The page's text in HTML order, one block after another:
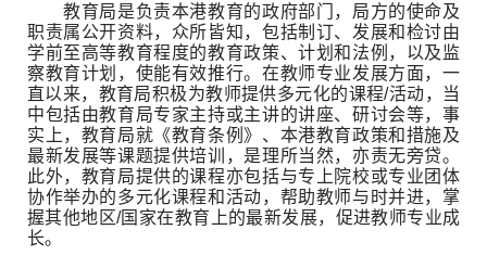
教育局是负责本港教育的政府部门，局方的使命及
职责属公开资料，众所皆知，包括制订、发展和检讨由
学前至高等教育程度的教育政策、计划和法例，以及监
察教育计划，使能有效推行。在教师专业发展方面，一
直以来，教育局积极为教师提供多元化的课程/活动，当
中包括由教育局专家主持或主讲的讲座、研讨会等，事
实上，教育局就《教育条例》、本港教育政策和措施及
最新发展等课题提供培训，是理所当然，亦责无旁贷。
此外，教育局提供的课程亦包括与专上院校或专业团体
协作举办的多元化课程和活动，帮助教师与时并进，掌
握其他地区/国家在教育上的最新发展，促进教师专业成
长。